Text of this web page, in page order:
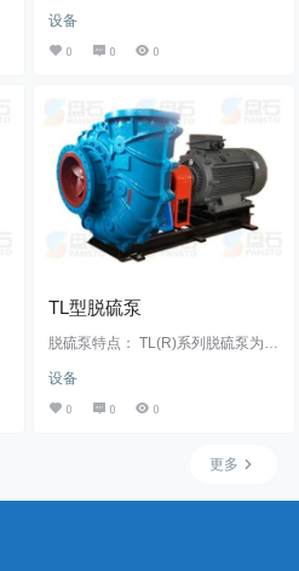
300mm 压力: 16bar 流量: 3.6m³/h-1
150m³/h 扬程: 5m-80m 温度: -20°C
-200°C 功率: 0.55kw-200kw IHF氟
悬臂式离心泵，泵体采用金属外壳
内衬聚全氟乙丙烯(F46)，泵盖…
设备
0 0 0
TL型脱硫泵
脱硫泵特点： TL(R)系列脱硫泵为单
D装置中吸收塔循环泵使用，具有流
量范围宽、高效节能、结构简单、
空间。同时，我厂针对脱硫系统用
足电厂各种不同工况使用。 脱硫泵
设备
0 0 0
更多